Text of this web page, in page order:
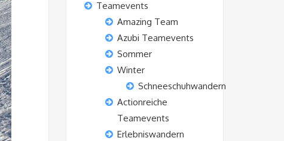
Teamevents
Amazing Team
Azubi Teamevents
Sommer
Winter
Schneeschuhwandern
Actionreiche
Teamevents
Erlebniswandern